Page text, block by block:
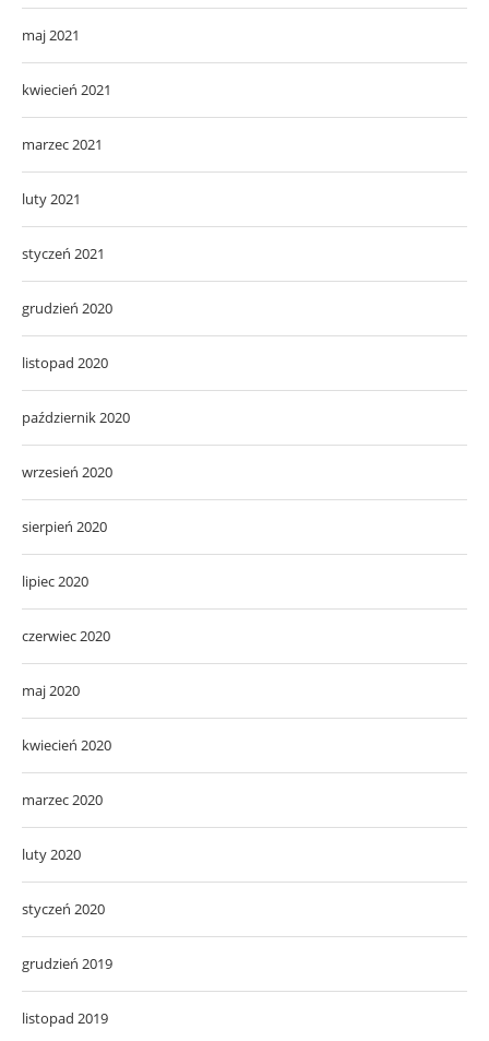
maj 2021
kwiecień 2021
marzec 2021
luty 2021
styczeń 2021
grudzień 2020
listopad 2020
październik 2020
wrzesień 2020
sierpień 2020
lipiec 2020
czerwiec 2020
maj 2020
kwiecień 2020
marzec 2020
luty 2020
styczeń 2020
grudzień 2019
listopad 2019